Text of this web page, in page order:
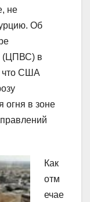
не
Об
(ЦПВС) в
что США
огня в зоне
Как
отм
ечае